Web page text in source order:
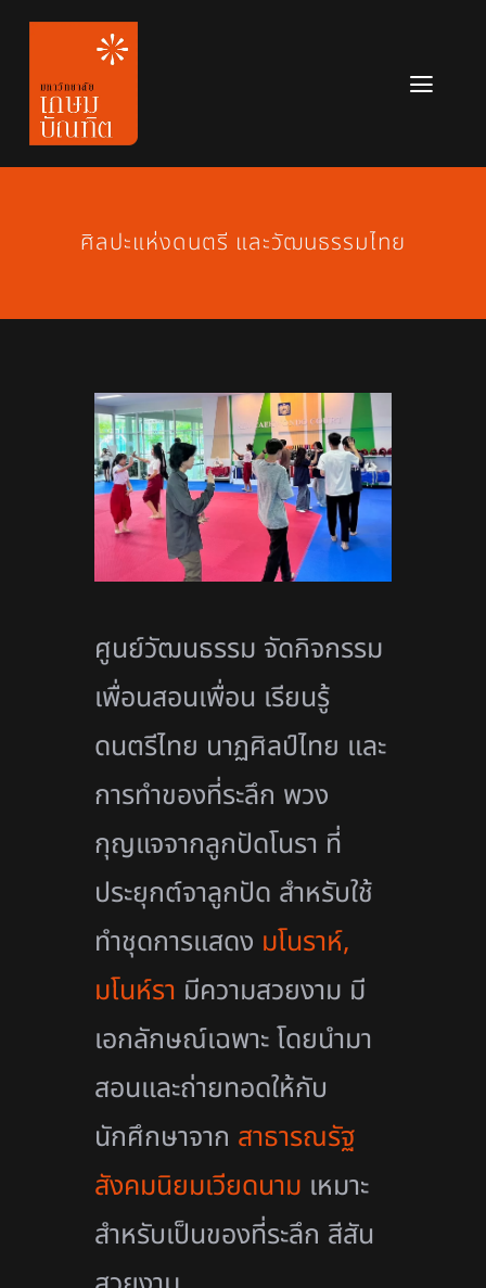
Skip
content
หลักสูตร
สมัครเรียน
ศิลปะแห่งดนตรี และวัฒนธรรมไทย
ศูนย์วัฒนธรรม จัดกิจกรรม
เพื่อนสอนเพื่อน เรียนรู้
ดนตรีไทย นาฏศิลป์ไทย และ
การทำของที่ระลึก พวง
กุญแจจากลูกปัดโนรา ที่
ประยุกต์จาลูกปัด สำหรับใช้
ทำชุดการแสดง มโนราห์,
มโนห์รา มีความสวยงาม มี
เอกลักษณ์เฉพาะ โดยนำมา
สอนและถ่ายทอดให้กับ
นักศึกษาจาก สาธารณรัฐ
สังคมนิยมเวียดนาม เหมาะ
สำหรับเป็นของที่ระลึก สีสัน